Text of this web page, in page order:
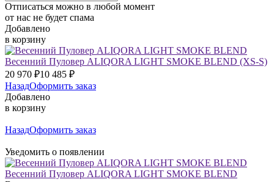
Отписаться можно в любой момент
от нас не будет спама
Добавлено
в корзину
Весенний Пуловер ALIQORA LIGHT SMOKE BLEND (XS-S)
20 970 ₽10 485 ₽
НазадОформить заказ
Добавлено
в корзину
НазадОформить заказ
Уведомить о появлении
Весенний Пуловер ALIQORA LIGHT SMOKE BLEND